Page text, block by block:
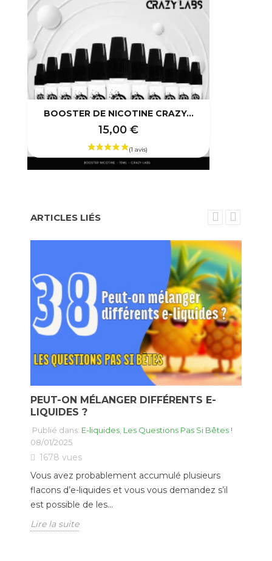
BOOSTER DE NICOTINE CRAZY...
15,00 €
ARTICLES LIÉS
PEUT-ON MÉLANGER DIFFÉRENTS E-
LIQUIDES ?
Publié dans: E-liquides, Les Questions Pas Si Bêtes !
08/01/2025
1678 vues
Vous avez probablement accumulé plusieurs
flacons d’e-liquides et vous vous demandez s’il
est possible de les...
Lire la suite